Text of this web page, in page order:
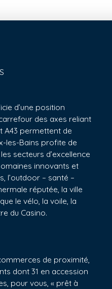
d’une position
des axes reliant
A43 permettent de
les-Bains profite de
secteurs d’excellence
innovants et
l’outdoor – santé –
réputée, la ville
le vélo, la voile, la
du Casino.
de proximité,
dont 31 en accession
pour vous, « prêt à